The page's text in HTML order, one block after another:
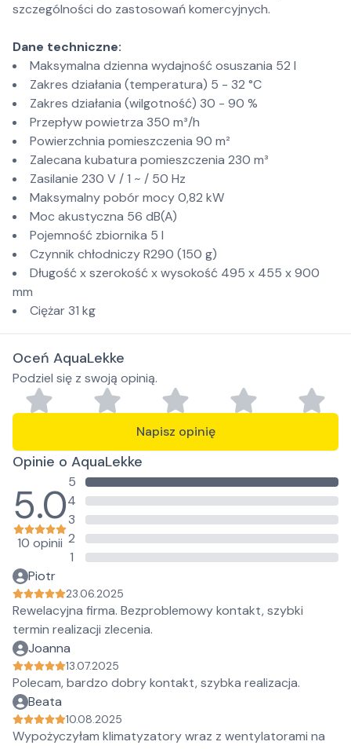
szczególności do zastosowań komercyjnych.
Dane techniczne:
Maksymalna dzienna wydajność osuszania 52 l
Zakres działania (temperatura) 5 - 32 °C
Zakres działania (wilgotność) 30 - 90 %
Przepływ powietrza 350 m³/h
Powierzchnia pomieszczenia 90 m²
Zalecana kubatura pomieszczenia 230 m³
Zasilanie 230 V / 1 ~ / 50 Hz
Maksymalny pobór mocy 0,82 kW
Moc akustyczna 56 dB(A)
Pojemność zbiornika 5 l
Czynnik chłodniczy R290 (150 g)
Długość x szerokość x wysokość 495 x 455 x 900
mm
Ciężar 31 kg
Oceń AquaLekke
Podziel się z swoją opinią.
Napisz opinię
Opinie o AquaLekke
5.0
10 opinii
5
4
3
2
1
Piotr
23.06.2025
Rewelacyjna firma. Bezproblemowy kontakt, szybki
termin realizacji zlecenia.
Joanna
13.07.2025
Polecam, bardzo dobry kontakt, szybka realizacja.
Beata
10.08.2025
Wypożyczyłam klimatyzatory wraz z wentylatorami na